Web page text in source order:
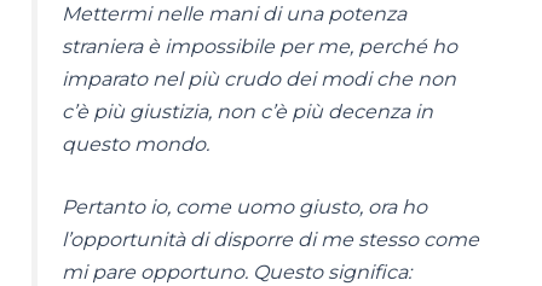
Mettermi nelle mani di una potenza
straniera è impossibile per me, perché ho
imparato nel più crudo dei modi che non
c’è più giustizia, non c’è più decenza in
questo mondo.
Pertanto io, come uomo giusto, ora ho
l’opportunità di disporre di me stesso come
mi pare opportuno. Questo significa: